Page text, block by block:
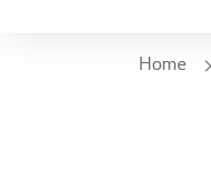
Home